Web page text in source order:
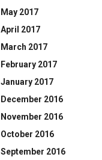
May 2017
April 2017
March 2017
February 2017
January 2017
December 2016
November 2016
October 2016
September 2016